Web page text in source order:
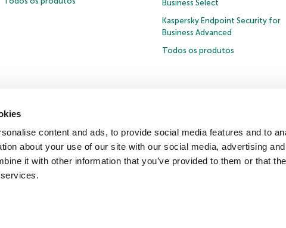
content and ads, to provide social media features and to
about your use of our site with our social media, advertising
it with other information that you’ve provided to them or that
Business Select
Kaspersky Endpoint Security for
Business Advanced
Todos os produtos
Política de privacidade Política de anticorrupção
Contrato de Licença B2B
Comunicado à imprensa